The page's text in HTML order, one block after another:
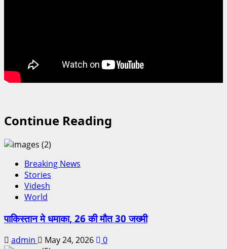
Continue Reading
Breaking News
Stories
Videsh
World
पाकिस्तान मे धमाका, 26 की मौत 30 जख्मी
admin May 24, 2026 0